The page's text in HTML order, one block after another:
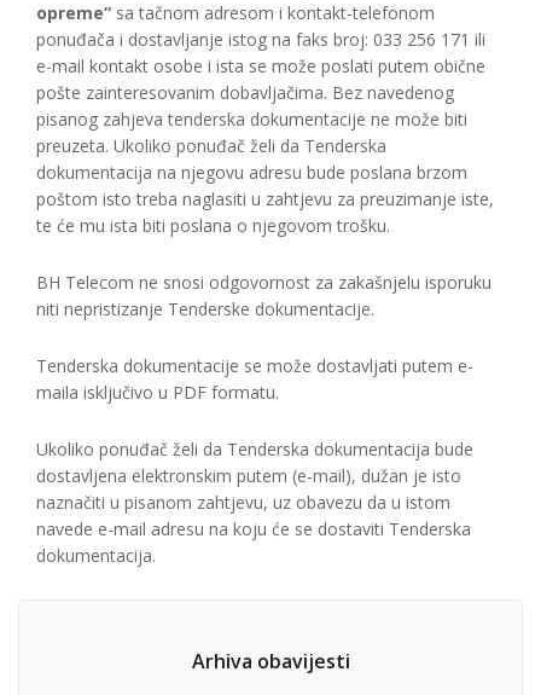
opreme“ sa tačnom adresom i kontakt-telefonom
ponuđača i dostavljanje istog na faks broj: 033 256 171 ili
e-mail kontakt osobe i ista se može poslati putem obične
pošte zainteresovanim dobavljačima. Bez navedenog
pisanog zahjeva tenderska dokumentacije ne može biti
preuzeta. Ukoliko ponuđač želi da Tenderska
dokumentacija na njegovu adresu bude poslana brzom
poštom isto treba naglasiti u zahtjevu za preuzimanje iste,
te će mu ista biti poslana o njegovom trošku.
BH Telecom ne snosi odgovornost za zakašnjelu isporuku
niti nepristizanje Tenderske dokumentacije.
Tenderska dokumentacije se može dostavljati putem e-
maila isključivo u PDF formatu.
Ukoliko ponuđač želi da Tenderska dokumentacija bude
dostavljena elektronskim putem (e-mail), dužan je isto
naznačiti u pisanom zahtjevu, uz obavezu da u istom
navede e-mail adresu na koju će se dostaviti Tenderska
dokumentacija.
Arhiva obavijesti